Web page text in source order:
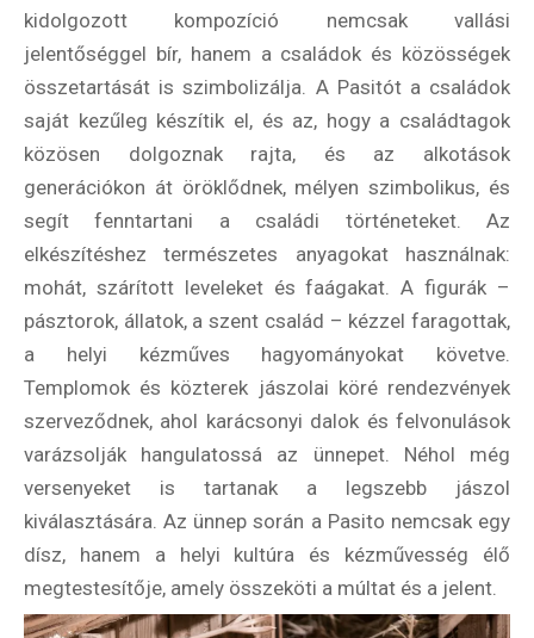
kidolgozott kompozíció nemcsak vallási
jelentőséggel bír, hanem a családok és közösségek
összetartását is szimbolizálja. A Pasitót a családok
saját kezűleg készítik el, és az, hogy a családtagok
közösen dolgoznak rajta, és az alkotások
generációkon át öröklődnek, mélyen szimbolikus, és
segít fenntartani a családi történeteket. Az
elkészítéshez természetes anyagokat használnak:
mohát, szárított leveleket és faágakat. A figurák –
pásztorok, állatok, a szent család – kézzel faragottak,
a helyi kézműves hagyományokat követve.
Templomok és közterek jászolai köré rendezvények
szerveződnek, ahol karácsonyi dalok és felvonulások
varázsolják hangulatossá az ünnepet. Néhol még
versenyeket is tartanak a legszebb jászol
kiválasztására. Az ünnep során a Pasito nemcsak egy
dísz, hanem a helyi kultúra és kézművesség élő
megtestesítője, amely összeköti a múltat és a jelent.